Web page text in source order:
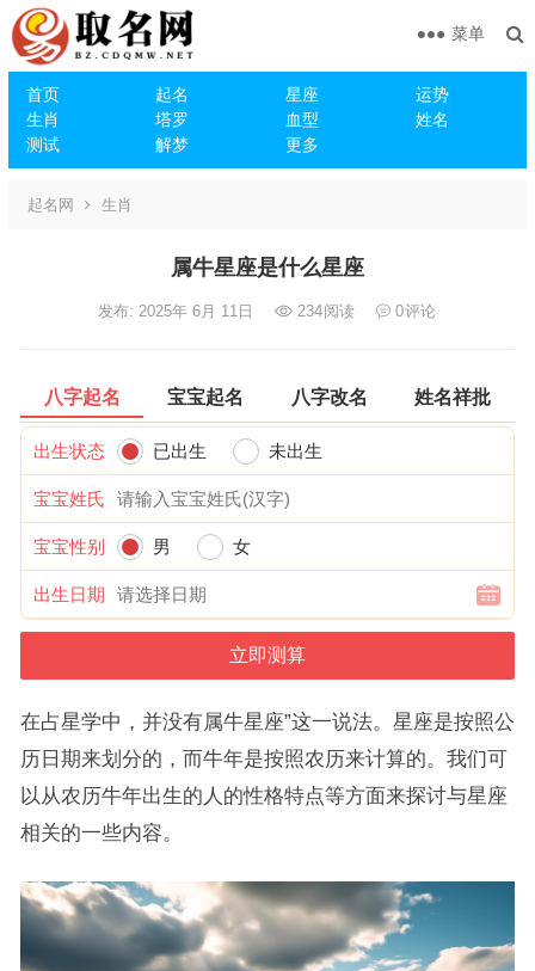
首页 起名 星座
运势
生肖
塔罗 血型
姓名
测试
解梦 更多
菜单
起名网 生肖
属牛星座是什么星座
发布: 2025年 6月 11日 234阅读 0评论
八字起名 宝宝起名 八字改名 姓名祥批
出生状态 已出生 未出生
宝宝姓氏
宝宝性别 男 女
出生日期
在占星学中，并没有属牛星座”这一说法。星座是按照公
历日期来划分的，而牛年是按照农历来计算的。我们可
以从农历牛年出生的人的性格特点等方面来探讨与星座
相关的一些内容。